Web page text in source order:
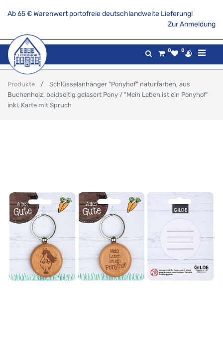
Ab 65 € Warenwert portofreie deutschlandweite Lieferung!
Zur Anmeldung
0 0
Produkte
Schlüsselanhänger "Ponyhof" naturfarben, aus
Buchenholz, beidseitig gelasert Pony / "Mein Leben ist ein Ponyhof"
inkl. Karte mit Spruch